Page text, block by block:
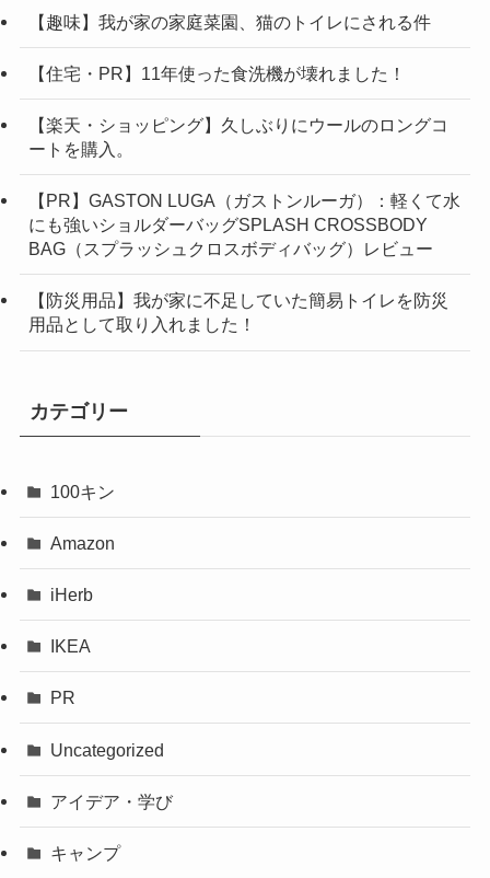
【趣味】我が家の家庭菜園、猫のトイレにされる件
【住宅・PR】11年使った食洗機が壊れました！
【楽天・ショッピング】久しぶりにウールのロングコ
ートを購入。
【PR】GASTON LUGA（ガストンルーガ）：軽くて水
にも強いショルダーバッグSPLASH CROSSBODY
BAG（スプラッシュクロスボディバッグ）レビュー
【防災用品】我が家に不足していた簡易トイレを防災
用品として取り入れました！
カテゴリー
100キン
Amazon
iHerb
IKEA
PR
Uncategorized
アイデア・学び
キャンプ